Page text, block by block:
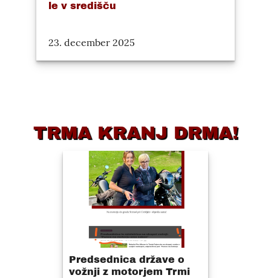
le v središču
23. december 2025
TRMA KRANJ DRMA!
Predsednica države o
vožnji z motorjem Trmi